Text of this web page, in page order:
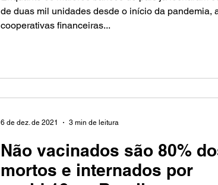
de duas mil unidades desde o início da pandemia,
cooperativas financeiras...
Não vacinados são 80%
mortos e internados por
6 de dez. de 2021 3 min de leitura